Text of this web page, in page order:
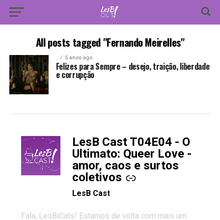
All posts tagged "Fernando Meirelles"
. 5 anos ago
Felizes para Sempre – desejo, traição, liberdade
e corrupção
LesB Cast T04E04 - O
Ultimato: Queer Love -
amor, caos e surtos
coletivos
-
LesB Cast
Fala, LesBiCats! Estamos de volta com mais um